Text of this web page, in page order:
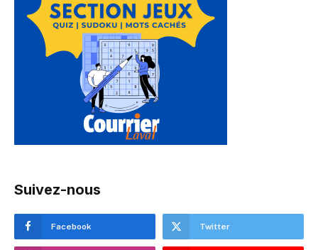
Suivez-nous
Facebook Twitter